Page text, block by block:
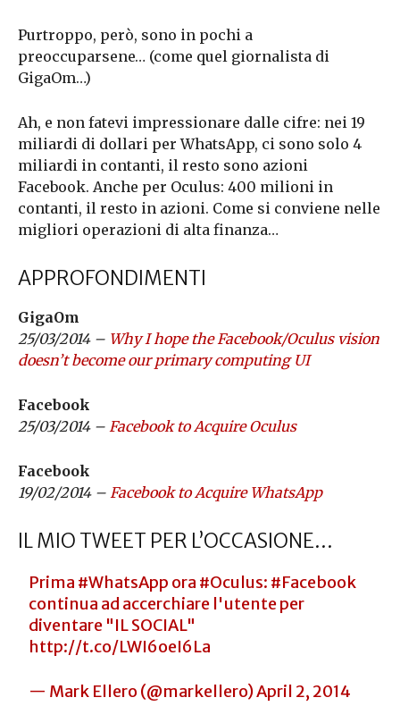
Purtroppo, però, sono in pochi a
preoccuparsene… (come quel giornalista di
GigaOm…)
Ah, e non fatevi impressionare dalle cifre: nei 19
miliardi di dollari per WhatsApp, ci sono solo 4
miliardi in contanti, il resto sono azioni
Facebook. Anche per Oculus: 400 milioni in
contanti, il resto in azioni. Come si conviene nelle
migliori operazioni di alta finanza…
APPROFONDIMENTI
GigaOm
25/03/2014 – Why I hope the Facebook/Oculus vision
doesn’t become our primary computing UI
Facebook
25/03/2014 – Facebook to Acquire Oculus
Facebook
19/02/2014 – Facebook to Acquire WhatsApp
IL MIO TWEET PER L’OCCASIONE…
Prima #WhatsApp ora #Oculus: #Facebook
continua ad accerchiare l'utente per
diventare "IL SOCIAL"
http://t.co/LWI6oeI6La
— Mark Ellero (@markellero)April 2, 2014